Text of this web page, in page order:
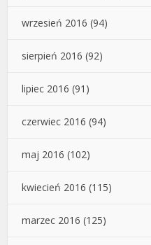
wrzesień 2016 (94)
sierpień 2016 (92)
lipiec 2016 (91)
czerwiec 2016 (94)
maj 2016 (102)
kwiecień 2016 (115)
marzec 2016 (125)